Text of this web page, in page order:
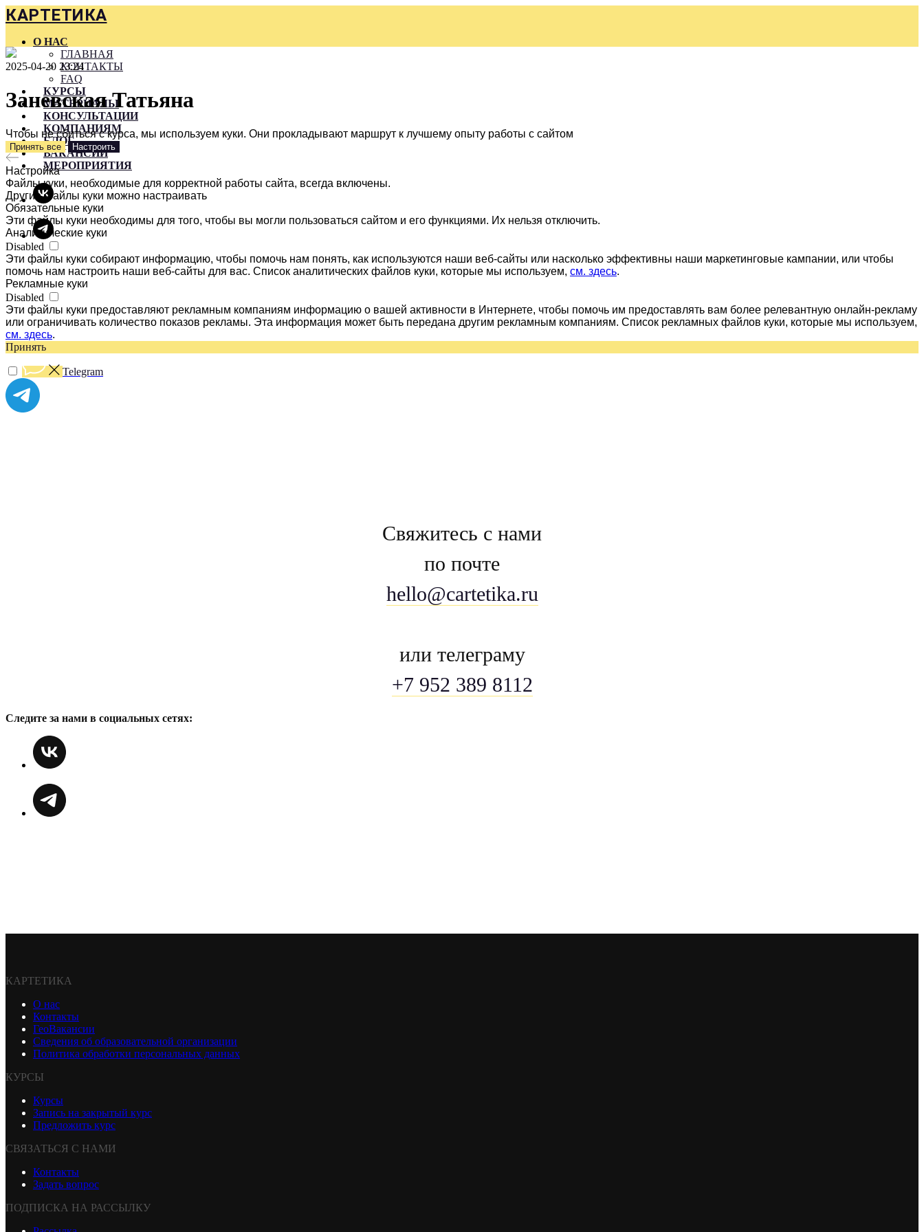
КАРТЕТИКА
О НАС
ГЛАВНАЯ
КОНТАКТЫ
FAQ
КУРСЫ
МАТЕРИАЛЫ
КОНСУЛЬТАЦИИ
КОМПАНИЯМ
БЛОГ
ВАКАНСИИ
МЕРОПРИЯТИЯ
2025-04-20 23:24
Заневская Татьяна
Чтобы не сбиться с курса, мы используем куки. Они прокладывают маршрут к лучшему опыту работы с сайтом
Принять все Настроить
Настройка
Файлы куки, необходимые для корректной работы сайта, всегда включены.
Другие файлы куки можно настраивать
Обязательные куки
Эти файлы куки необходимы для того, чтобы вы могли пользоваться сайтом и его функциями. Их нельзя отключить.
Аналитические куки
Disabled
Эти файлы куки собирают информацию, чтобы помочь нам понять, как используются наши веб-сайты или насколько эффективны наши маркетинговые кампании, или чтобы
помочь нам настроить наши веб-сайты для вас. Список аналитических файлов куки, которые мы используем, см. здесь.
Рекламные куки
Disabled
Эти файлы куки предоставляют рекламным компаниям информацию о вашей активности в Интернете, чтобы помочь им предоставлять вам более релевантную онлайн-рекламу
или ограничивать количество показов рекламы. Эта информация может быть передана другим рекламным компаниям. Список рекламных файлов куки, которые мы используем,
см. здесь.
Принять
Telegram
Свяжитесь с нами
по почте
hello@cartetika.ru
или телеграму
+7 952 389 8112
Следите за нами в социальных сетях:
КАРТЕТИКА
О нас
Контакты
ГеоВакансии
Сведения об образовательной организации
Политика обработки персональных данных
КУРСЫ
Курсы
Запись на закрытый курс
Предложить курс
СВЯЗАТЬСЯ С НАМИ
Контакты
Задать вопрос
ПОДПИСКА НА РАССЫЛКУ